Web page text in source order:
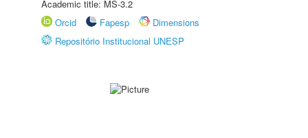
Academic title: MS-3.2
Orcid
Fapesp
Dimensions
Repositório Institucional UNESP